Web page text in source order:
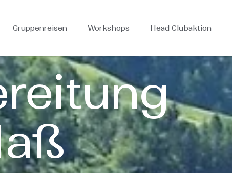
Gruppenreisen Workshops Head Clubaktion